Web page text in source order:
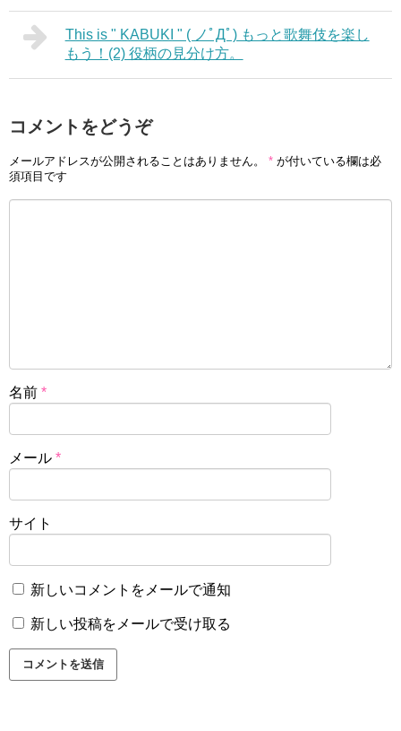
This is " KABUKI " ( ノﾟДﾟ) もっと歌舞伎を楽し
もう！(2) 役柄の見分け方。
コメントをどうぞ
メールアドレスが公開されることはありません。 * が付いている欄は必
須項目です
名前 *
メール *
サイト
新しいコメントをメールで通知
新しい投稿をメールで受け取る